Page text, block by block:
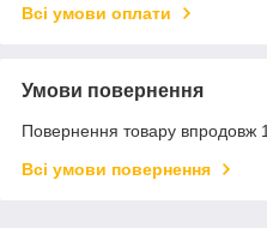
Всі умови оплати
Умови повернення
Повернення товару впродовж
Всі умови повернення